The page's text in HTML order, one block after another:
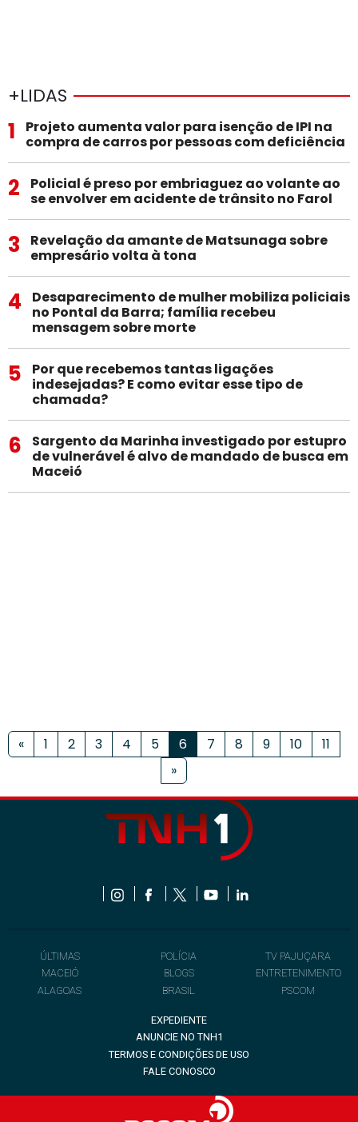
+LIDAS
1
Projeto aumenta valor para isenção de IPI na
compra de carros por pessoas com deficiência
2
Policial é preso por embriaguez ao volante ao
se envolver em acidente de trânsito no Farol
3
Revelação da amante de Matsunaga sobre
empresário volta à tona
4
Desaparecimento de mulher mobiliza policiais
no Pontal da Barra; família recebeu
mensagem sobre morte
5
Por que recebemos tantas ligações
indesejadas? E como evitar esse tipo de
chamada?
6
Sargento da Marinha investigado por estupro
de vulnerável é alvo de mandado de busca em
Maceió
« 1 2 3 4 5 6 7 8 9 10
11
»
ÚLTIMAS
MACEIÓ
ALAGOAS
POLÍCIA
BLOGS
BRASIL
TV PAJUÇARA
ENTRETENIMENTO
PSCOM
EXPEDIENTE
ANUNCIE NO TNH1
TERMOS E CONDIÇÕES DE USO
FALE CONOSCO